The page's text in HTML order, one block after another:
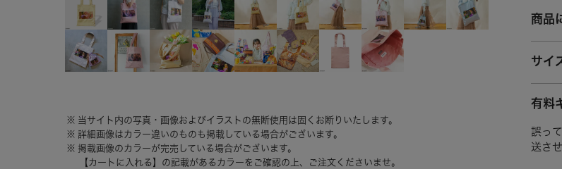
商品
サイ
有料
誤っ
送さ
当サイト内の写真・画像およびイラストの無断使用は固くお断りいたします。
詳細画像はカラー違いのものも掲載している場合がございます。
掲載画像のカラーが完売している場合がございます。
【カートに入れる】の記載があるカラーをご確認の上、ご注文くださいませ。